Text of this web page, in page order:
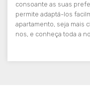
consoante as suas
permite adaptá-los
apartamento, seja mais
nos, e conheça toda a